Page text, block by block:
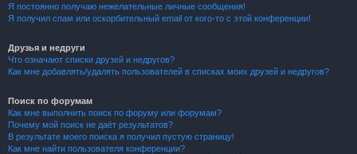
Я постоянно получаю нежелательные личные сообщения!
Я получил спам или оскорбительный email от кого-то с этой конференции!
Друзья и недруги
Что означают списки друзей и недругов?
Как мне добавлять/удалять пользователей в списках моих друзей и недругов?
Поиск по форумам
Как мне выполнить поиск по форуму или форумам?
Почему мой поиск не даёт результатов?
В результате моего поиска я получил пустую страницу!
Как мне найти пользователя конференции?